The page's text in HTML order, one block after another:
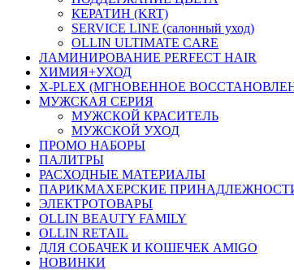
КЕРАТИН (KRT)
SERVICE LINE (салонный уход)
OLLIN ULTIMATE CARE
ЛАМИНИРОВАНИЕ PERFECT HAIR
ХИМИЯ+УХОД
X-PLEX (МГНОВЕННОЕ
МУЖСКАЯ СЕРИЯ
МУЖСКОЙ КРАСИТЕЛЬ
МУЖСКОЙ УХОД
ПРОМО НАБОРЫ
ПАЛИТРЫ
РАСХОДНЫЕ МАТЕРИАЛЫ
ПАРИКМАХЕРСКИЕ
ЭЛЕКТРОТОВАРЫ
OLLIN BEAUTY FAMILY
OLLIN RETAIL
ДЛЯ СОБАЧЕК И КОШЕЧЕК AMIGO
НОВИНКИ